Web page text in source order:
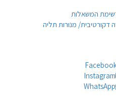
המשאלות
דקורטיבית/ מנורות תליה
Instagram
WhatsApp